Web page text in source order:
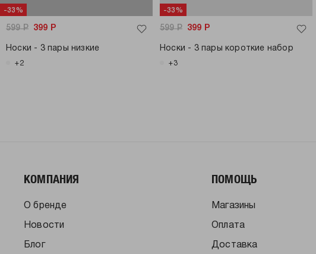
-33%
599Р 399 Р
Носки - 3 пары низкие
+2
-33%
599Р 399 Р
Носки - 3 пары короткие набор
+3
КОМПАНИЯ
О бренде
Новости
Блог
ПОМОЩЬ
Магазины
Оплата
Доставка